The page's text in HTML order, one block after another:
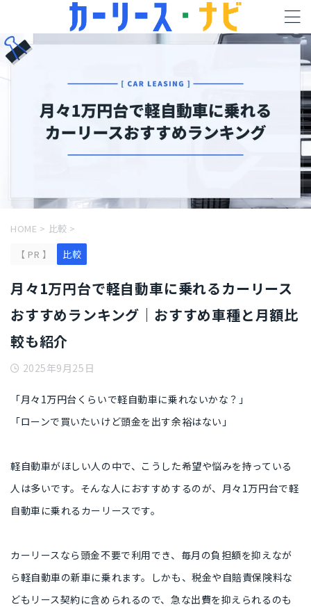
HOME > 比較 >
【 PR 】
比較
月々1万円台で軽自動車に乗れるカーリース
おすすめランキング｜おすすめ車種と月額比
較も紹介
2025年9月25日
「月々1万円台くらいで軽自動車に乗れないかな？」
「ローンで買いたいけど頭金を出す余裕はない」
軽自動車がほしい人の中で、こうした希望や悩みを持っている
人は多いです。そんな人におすすめするのが、 月々1万円台で軽
自動車に乗れるカーリース です。
カーリースなら 頭金不要で利用でき、毎月の負担額を抑えなが
ら軽自動車の新車に乗れます。しかも、税金や自賠責保険料な
どもリース契約に含められるので、 急な出費を抑えられる のも